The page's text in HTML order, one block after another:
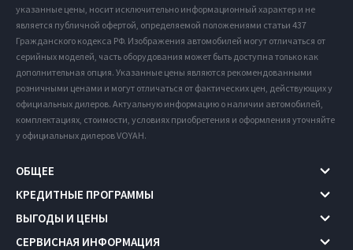
указанные цены, носит исключительно информационный характер и не
является публичной офертой, определяемой положениями статьи 437
Гражданского кодекса РФ. Изображения автомобилей могут отличаться от
серийных моделей, часть оборудования может быть доступна только как
дополнительная опция. Указанные цены являются рекомендованными
розничными ценами и могут отличаться от фактических цен, действующих у
официальных дилеров. Актуальную информацию о наличии автомобилей,
комплектациях, стоимости, условиях приобретения и оформления уточняйте
у официальных дилеров VOYAH.
ОБЩЕЕ
КРЕДИТНЫЕ ПРОГРАММЫ
ВЫГОДЫ И ЦЕНЫ
СЕРВИСНАЯ ИНФОРМАЦИЯ